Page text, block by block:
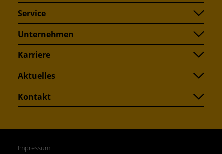
Service
Unternehmen
Karriere
Aktuelles
Kontakt
Impressum